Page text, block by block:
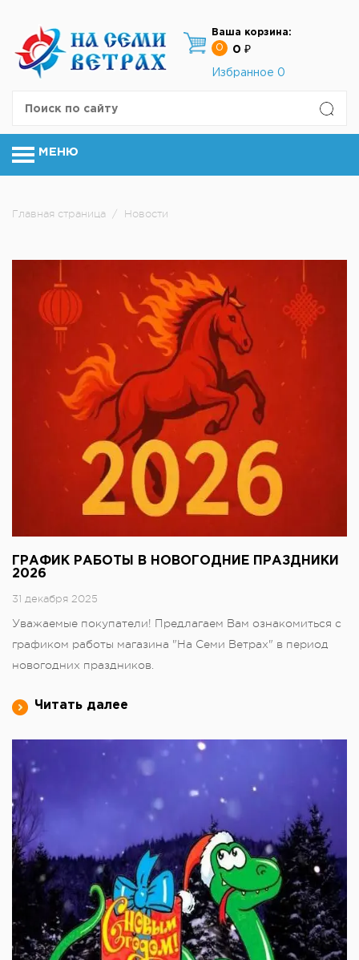
Ваша корзина:
0
0 ₽
Избранное 0
МЕНЮ
Главная страница / Новости
ГРАФИК РАБОТЫ В НОВОГОДНИЕ ПРАЗДНИКИ
2026
31 декабря 2025
Уважаемые покупатели! Предлагаем Вам ознакомиться с
графиком работы магазина "На Семи Ветрах" в период
новогодних праздников.
Читать далее